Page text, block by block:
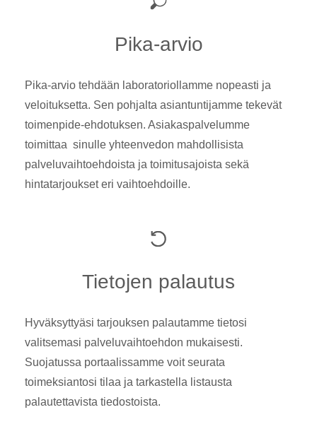
Pika-arvio
Pika-arvio tehdään laboratoriollamme nopeasti ja
veloituksetta. Sen pohjalta asiantuntijamme tekevät
toimenpide-ehdotuksen. Asiakaspalvelumme
toimittaa sinulle yhteenvedon mahdollisista
palveluvaihtoehdoista ja toimitusajoista sekä
hintatarjoukset eri vaihtoehdoille.
Tietojen palautus
Hyväksyttyäsi tarjouksen palautamme tietosi
valitsemasi palveluvaihtoehdon mukaisesti.
Suojatussa portaalissamme voit seurata
toimeksiantosi tilaa ja tarkastella listausta
palautettavista tiedostoista.